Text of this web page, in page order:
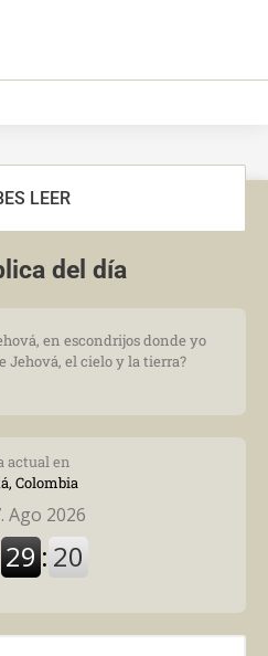
LEER
del día
en escondrijos donde yo
Jehová, el cielo y la tierra?
actual en
Colombia